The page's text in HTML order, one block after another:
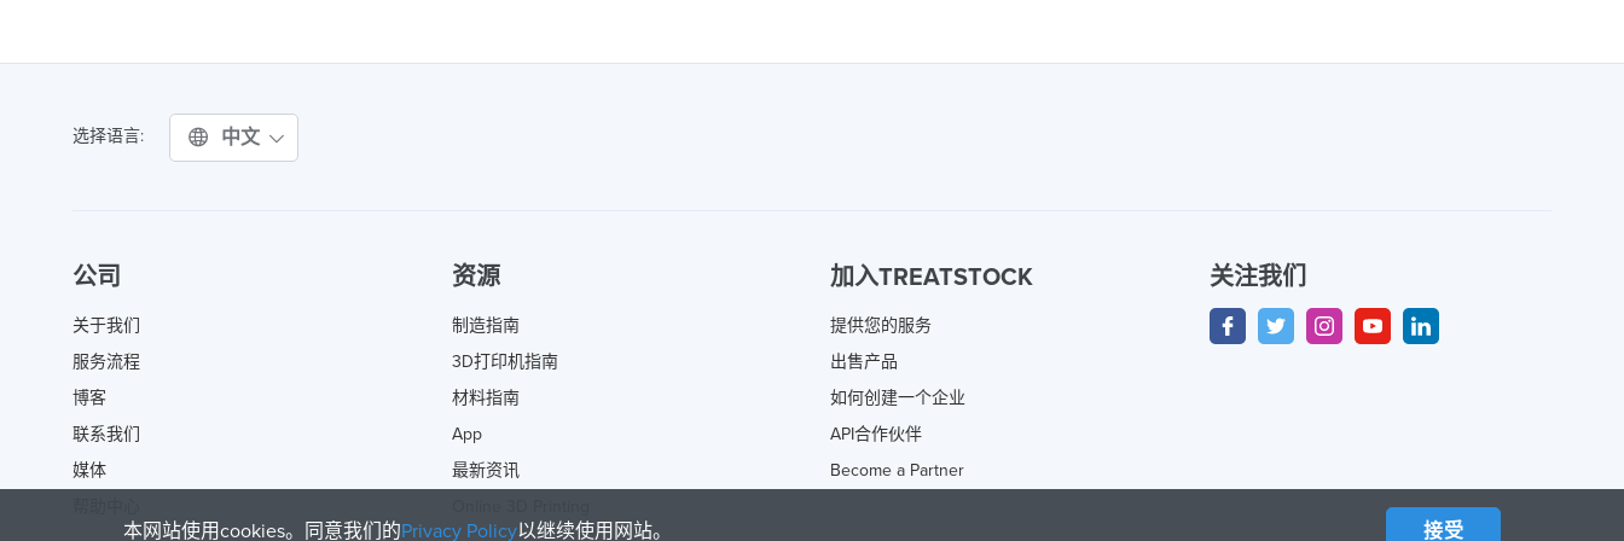
选择语言: 中文
公司
关于我们
服务流程
博客
联系我们
媒体
资源
制造指南
3D打印机指南
材料指南
App
最新资讯
加入TREATSTOCK
提供您的服务
出售产品
如何创建一个企业
API合作伙伴
Become a Partner
关注我们
本网站使用cookies。同意我们的Privacy Policy以继续使用网站。 接受